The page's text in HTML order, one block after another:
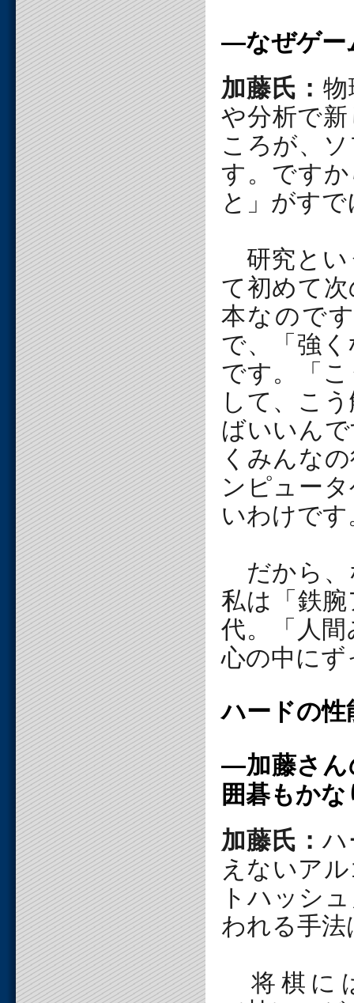
―なぜゲー
加藤氏：
や分析で
ころが、
す。です
と」がす
研究とい
て初めて
本なので
で、「強
です。「
して、こ
ばいいん
くみんな
ンピュー
いわけです
だから、
私は「鉄
代。「人
心の中に
ハードの
―加藤さん
囲碁もか
加藤氏： ハ
えないア
トハッシ
われる手
将棋に